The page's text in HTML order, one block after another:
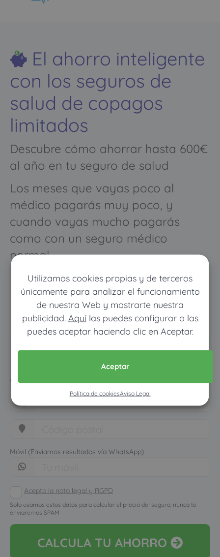
Utilizamos cookies propias y de terceros
únicamente para analizar el funcionamiento
de nuestra Web y mostrarte nuestra
publicidad. Aquílas puedes configurar o las
puedes aceptar haciendo clic en Aceptar.
Aceptar
Política de cookiesAviso Legal
El ahorro inteligente
con los seguros de
salud de copagos
limitados
Descubre cómo ahorrar hasta 600€
al año en tu seguro de salud
Los meses que vayas poco al
médico pagarás muy poco, y
cuando vayas mucho pagarás
como con un seguro médico
normal
Pon tus datos y descubre
cuánto dinero ahorrarías
Móvil (Enviamos resultados vía WhatsApp)
Acepto la nota legal y RGPD
Solo usamos estos datos para calcular el precio del seguro, nunca te
enviaremos SPAM
CALCULA TU AHORRO